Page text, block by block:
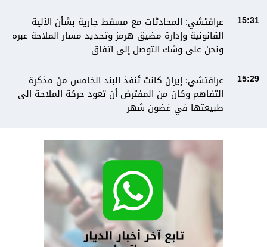
15:31
عراقتشي: المحادثات مع مسقط جارية بشأن الآلية
القانونية وإدارة مضيق هرمز وتحديد مسار الملاحة عبره
ونحن على وشك التوصل إلى اتفاق
15:29
عراقتشي: إيران كانت تُنفذ البند الخامس من مذكرة
التفاهم وكان من المفترض أن تعود حركة الملاحة إلى
طبيعتها في غضون شهر